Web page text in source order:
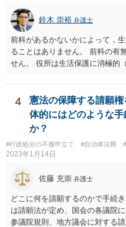
鈴木 崇裕 弁護士
前科があるかないかによって，
ることはありません。 前科の有
せん。 役所は生活保護に消極的
と説明しましょう。
4
憲法の保障する請願
体的にはどのような
か？
#行政処分の不服申立て #自治体法務
2023年1月14日
佐藤 充崇 弁護士
どこに何を請願するのかで手続
は請願法が定め、国会の各議院
参議院規則、地方議会に対する